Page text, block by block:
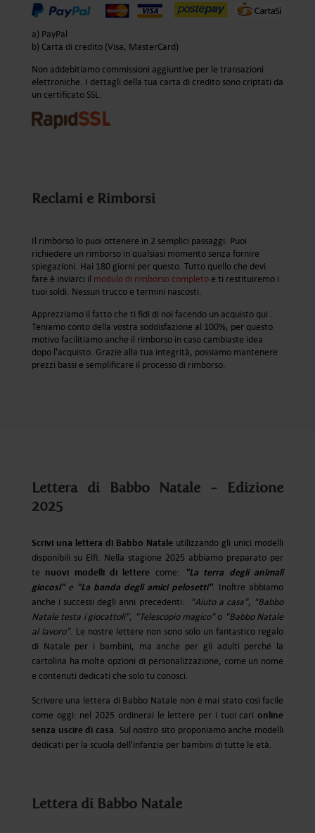
a) PayPal
b) Carta di credito (Visa, MasterCard)
Non addebitiamo commissioni aggiuntive per le transazioni
elettroniche. I dettagli della tua carta di credito sono criptati da
un certificato SSL.
Reclami e Rimborsi
Il rimborso lo puoi ottenere in 2 semplici passaggi. Puoi
richiedere un rimborso in qualsiasi momento senza fornire
spiegazioni. Hai 180 giorni per questo. Tutto quello che devi
fare è inviarci il modulo di rimborso completoe ti restituiremo i
tuoi soldi. Nessun trucco e termini nascosti.
Apprezziamo il fatto che ti fidi di noi facendo un acquisto qui .
Teniamo conto della vostra soddisfazione al 100%, per questo
motivo facilitiamo anche il rimborso in caso cambiaste idea
dopo l'acquisto. Grazie alla tua integrità, possiamo mantenere
prezzi bassi e semplificare il processo di rimborso.
Lettera di Babbo Natale - Edizione
2025
Scrivi una lettera di Babbo Natale utilizzando gli unici modelli
disponibili su Elfi. Nella stagione 2025 abbiamo preparato per
te nuovi modelli di lettere come: "La terra degli animali
giocosi"e "La banda degli amici pelosetti". Inoltre abbiamo
anche i successi degli anni precedenti:
"Aiuto a casa", "Babbo
Natale testa i giocattoli", "Telescopio magico"o "Babbo Natale
al lavoro". Le nostre lettere non sono solo un fantastico regalo
di Natale per i bambini, ma anche per gli adulti perché la
cartolina ha molte opzioni di personalizzazione, come un nome
e contenuti dedicati che solo tu conosci.
Scrivere una lettera di Babbo Natale non è mai stato così facile
come oggi: nel 2025 ordinerai le lettere per i tuoi carionline
senza uscire di casa. Sul nostro sito proponiamo anche modelli
dedicati per la scuola dell'infanzia per bambini di tutte le età.
Lettera di Babbo Natale